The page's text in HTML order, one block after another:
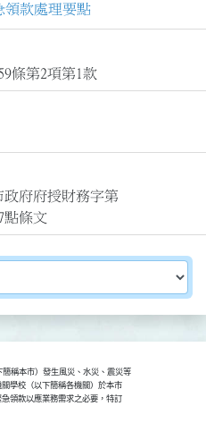
領款處理要點
條第2項第1款
政府府授財務字第
點條文
稱本市）發生風災、水災、震災等
關學校（以下簡稱各機關）於本市
急領款以應業務需求之必要，特訂